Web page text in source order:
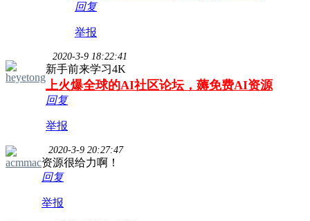
回复
举报
heyetong
2020-3-9 18:22:41
新手前来学习4K
上火爆全球的AI社区论坛，薅免费AI资源
回复
举报
acmmac
2020-3-9 20:27:47
资源很给力啊！
回复
举报